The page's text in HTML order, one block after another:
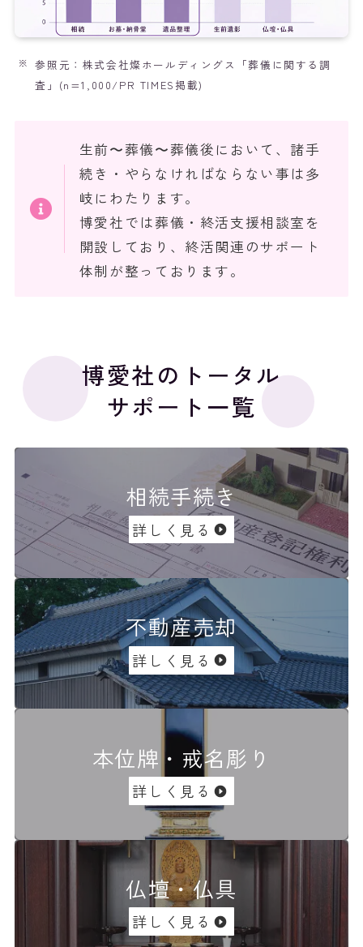
参照元：株式会社燦ホールディングス「葬儀に関する調
査」(n=1,000/PR TIMES掲載)
生前〜葬儀〜葬儀後において、諸手
続き・やらなければならない事は多
岐にわたります。
博愛社では葬儀・終活支援相談室を
開設しており、終活関連のサポート
体制が整っております。
博愛社のトータル
サポート一覧
相続手続き
詳しく見る
不動産売却
詳しく見る
本位牌・戒名彫り
詳しく見る
仏壇・仏具
詳しく見る